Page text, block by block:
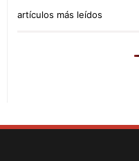
artículos más leídos